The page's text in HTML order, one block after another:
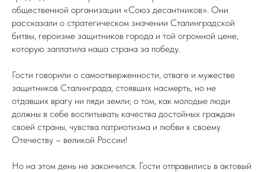
общественной организации «Союз десантников». Они
рассказали о стратегическом значении Сталинградской
битвы, героизме защитников города и той огромной цене,
которую заплатила наша страна за победу.
Гости говорили о самоотверженности, отваге и мужестве
защитников Сталинграда, стоявших насмерть, но не
отдавших врагу ни пяди земли; о том, как молодые люди
должны в себе воспитывать качества достойных граждан
своей страны, чувства патриотизма и любви к своему
Отечеству – великой России!
Но на этом день не закончился. Гости отправились в актовый